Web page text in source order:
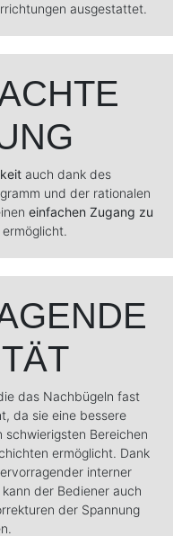
ausgestattet.
auch dank des
und der rationalen
einfachen Zugang zu
ermöglicht.
das Nachbügeln fast
da sie eine bessere
schwierigsten Bereichen
ermöglicht. Dank
interner
der Bediener auch
der Spannung